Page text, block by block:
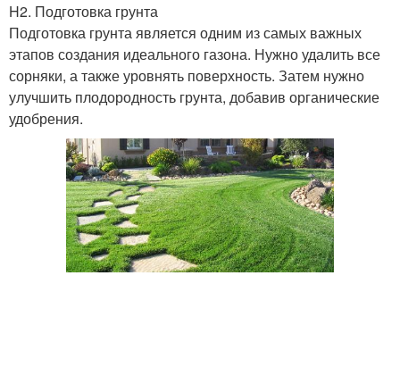
H2. Подготовка грунта
Подготовка грунта является одним из самых важных
этапов создания идеального газона. Нужно удалить все
сорняки, а также уровнять поверхность. Затем нужно
улучшить плодородность грунта, добавив органические
удобрения.